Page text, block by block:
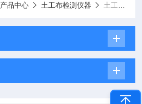
产品中心 土工布检测仪器 土工膜渗透系数测定仪